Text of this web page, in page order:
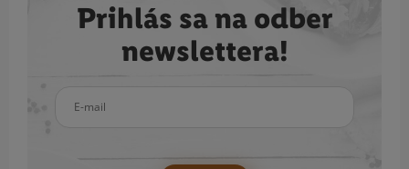
Prihlás sa na odber
newslettera!